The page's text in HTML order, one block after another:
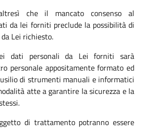
che il mancato consenso al
da lei forniti preclude la possibilità di
Lei richiesto.
dati personali da Lei forniti sarà
personale appositamente formato ed
di strumenti manuali e informatici
atte a garantire la sicurezza e la
di trattamento potranno essere